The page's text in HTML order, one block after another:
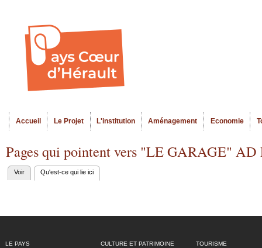
Menu principal
Accueil Le Projet L'institution Aménagement Economie
Pages qui pointent vers "LE GARAGE"
Onglets
Voir Qu'est-ce qui lie ici
LE PAYS CULTURE ET PATRIMOINE TOURISME